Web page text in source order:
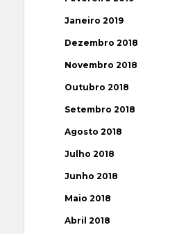
Janeiro 2019
Dezembro 2018
Novembro 2018
Outubro 2018
Setembro 2018
Agosto 2018
Julho 2018
Junho 2018
Maio 2018
Abril 2018